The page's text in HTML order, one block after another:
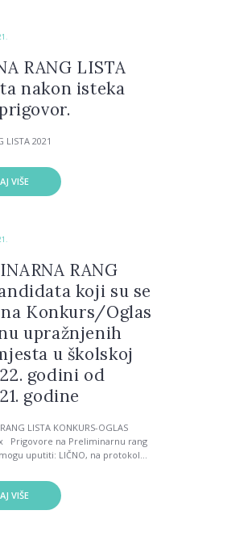
RANG LISTA
nakon isteka
LISTA 2021
VIŠE
RANG
koji su se
Konkurs/Oglas
upražnjenih
u školskoj
godini od
godine
LISTA KONKURS-OGLAS
Prigovore na Preliminarnu rang
uputiti: LIČNO, na protokol...
VIŠE